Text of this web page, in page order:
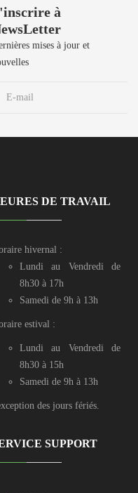
à
mises à jour et
DE TRAVAIL
hivernal :
Lundi au Vendredi de
8h30 à 17h
Samedi de 9h à 13h
estival :
Lundi au Vendredi de
8h30 à 15h
Samedi de 9h à 13h
des jours fériés.
SUPPORT